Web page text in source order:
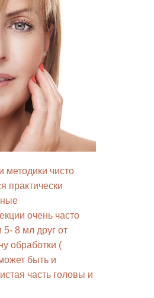
методики чисто
практически
очень часто
5- 8 мл друг от
обработки (
быть и
часть головы и